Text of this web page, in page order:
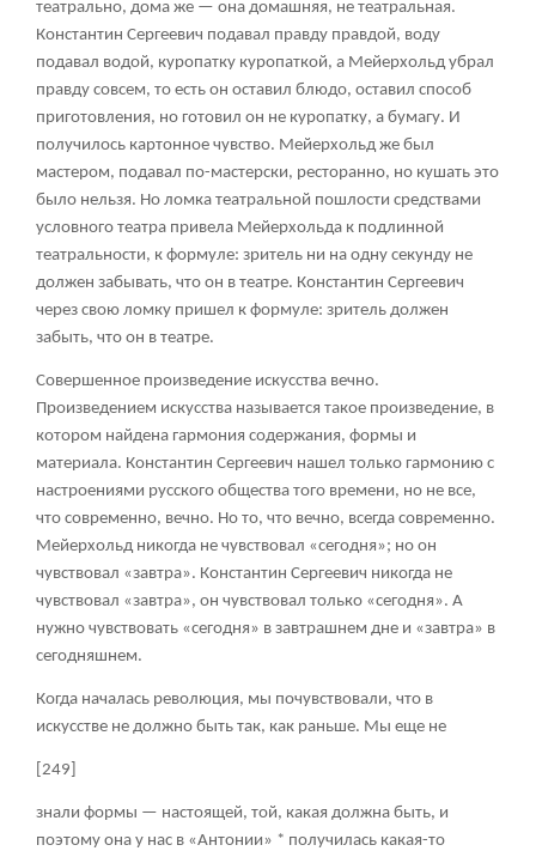
театрально, дома же — она домашняя, не театральная.
Константин Сергеевич подавал правду правдой, воду
подавал водой, куропатку куропаткой, а Мейерхольд убрал
правду совсем, то есть он оставил блюдо, оставил способ
приготовления, но готовил он не куропатку, а бумагу. И
получилось картонное чувство. Мейерхольд же был
мастером, подавал по-мастерски, ресторанно, но кушать это
было нельзя. Но ломка театральной пошлости средствами
условного театра привела Мейерхольда к подлинной
театральности, к формуле: зритель ни на одну секунду не
должен забывать, что он в театре. Константин Сергеевич
через свою ломку пришел к формуле: зритель должен
забыть, что он в театре.
Совершенное произведение искусства вечно.
Произведением искусства называется такое произведение, в
котором найдена гармония содержания, формы и
материала. Константин Сергеевич нашел только гармонию с
настроениями русского общества того времени, но не все,
что современно, вечно. Но то, что вечно, всегда современно.
Мейерхольд никогда не чувствовал «сегодня»; но он
чувствовал «завтра». Константин Сергеевич никогда не
чувствовал «завтра», он чувствовал только «сегодня». А
нужно чувствовать «сегодня» в завтрашнем дне и «завтра» в
сегодняшнем.
Когда началась революция, мы почувствовали, что в
искусстве не должно быть так, как раньше. Мы еще не
[249]
знали формы — настоящей, той, какая должна быть, и
поэтому она у нас в «Антонии» * получилась какая-то